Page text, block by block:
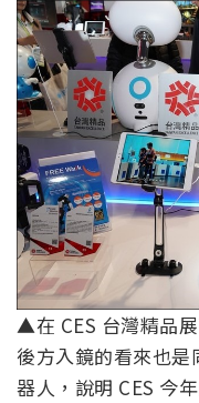
▲在 CES 台灣精品
後方入鏡的看來也
器人，說明 CES 今